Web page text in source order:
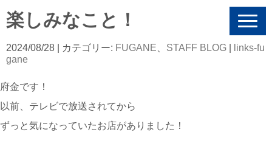
N
i
楽しみなこと！
2024/08/28 | カテゴリー: FUGANE STAFF BLOG
links-fu
gane
府金です！
以前、テレビで放送されてから
ずっと気になっていたお店がありました！